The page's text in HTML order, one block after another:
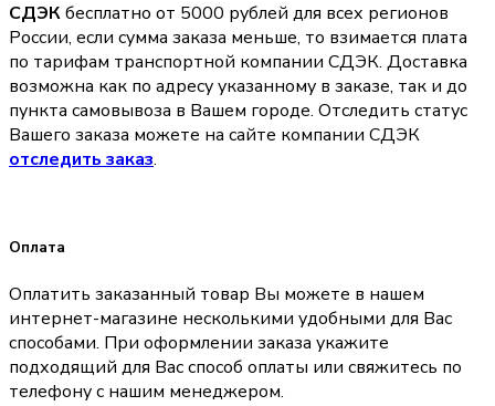
СДЭКбесплатно от 5000 рублей для всех регионов
России, если сумма заказа меньше, то взимается плата
по тарифам транспортной компании СДЭК. Доставка
возможна как по адресу указанному в заказе, так и до
пункта самовывоза в Вашем городе. Отследить статус
Вашего заказа можете на сайте компании СДЭК
отследить заказ.
Оплата
Оплатить заказанный товар Вы можете в нашем
интернет-магазине несколькими удобными для Вас
способами. При оформлении заказа укажите
подходящий для Вас способ оплаты или свяжитесь по
телефону с нашим менеджером.